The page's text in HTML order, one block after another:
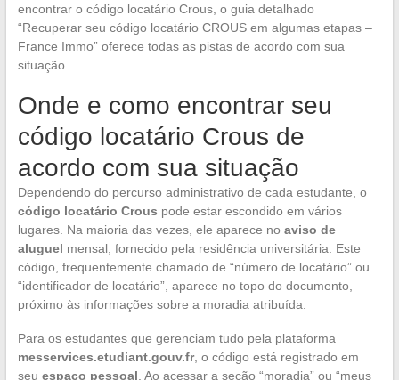
encontrar o código locatário Crous, o guia detalhado
“Recuperar seu código locatário CROUS em algumas etapas –
France Immo” oferece todas as pistas de acordo com sua
situação.
Onde e como encontrar seu
código locatário Crous de
acordo com sua situação
Dependendo do percurso administrativo de cada estudante, o
código locatário Crous pode estar escondido em vários
lugares. Na maioria das vezes, ele aparece no aviso de
aluguel mensal, fornecido pela residência universitária. Este
código, frequentemente chamado de “número de locatário” ou
“identificador de locatário”, aparece no topo do documento,
próximo às informações sobre a moradia atribuída.
Para os estudantes que gerenciam tudo pela plataforma
messervices.etudiant.gouv.fr, o código está registrado em
seu espaço pessoal . Ao acessar a seção “moradia” ou “meus